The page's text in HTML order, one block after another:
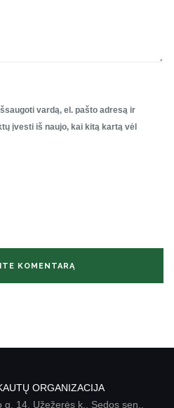
vardą, el. pašto adresą ir
įvesti iš naujo, kai kitą kartą vėl
ORGANIZACIJA
g. 14, Užežerės k., Sedos sen.,